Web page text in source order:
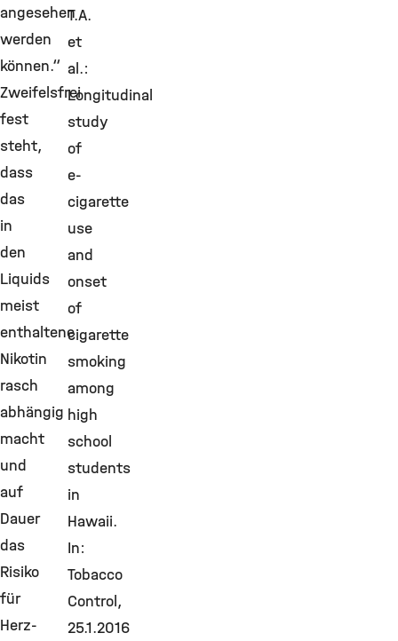
angesehen
werden
können.“
Zweifelsfrei
fest
steht,
dass
das
in
den
Liquids
meist
enthaltene
Nikotin
rasch
abhängig
macht
und
auf
Dauer
das
Risiko
für
Herz-
T.A.
et
al.:
Longitudinal
study
of
e-
cigarette
use
and
onset
of
cigarette
smoking
among
high
school
students
in
Hawaii.
In:
Tobacco
Control,
25.1.2016